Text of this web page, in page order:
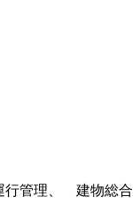
行管理、 建物総合